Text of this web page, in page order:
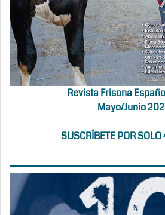
Revista Frisona
Mayo/Junio
SUSCRÍBETE POR